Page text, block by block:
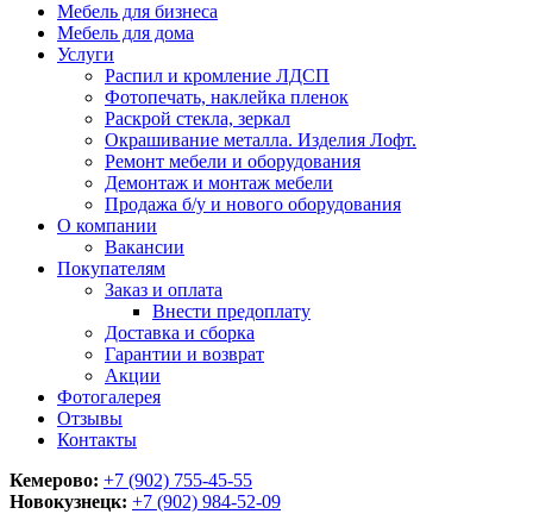
Мебель для бизнеса
Мебель для дома
Услуги
Распил и кромление ЛДСП
Фотопечать, наклейка пленок
Раскрой стекла, зеркал
Окрашивание металла. Изделия Лофт.
Ремонт мебели и оборудования
Демонтаж и монтаж мебели
Продажа б/у и нового оборудования
О компании
Вакансии
Покупателям
Заказ и оплата
Внести предоплату
Доставка и сборка
Гарантии и возврат
Акции
Фотогалерея
Отзывы
Контакты
Кемерово: +7 (902) 755-45-55
Новокузнецк: +7 (902) 984-52-09